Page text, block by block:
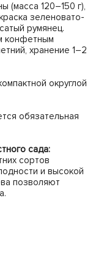
(масса 120–150 г),
зеленовато-
румянец.
конфетным
хранение 1–2
округлой
обязательная
сада:
сортов
и высокой
позволяют